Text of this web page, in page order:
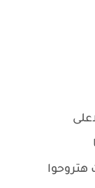
هتروحوا